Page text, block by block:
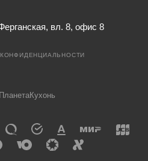
вл. 8, офис 8